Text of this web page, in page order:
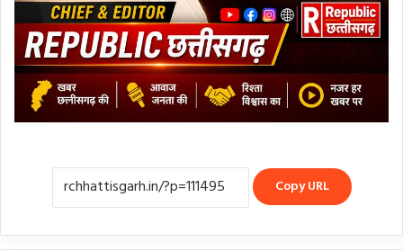
Copy URL